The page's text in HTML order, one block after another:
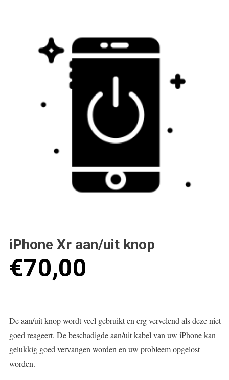
iPhone Xr aan/uit knop
€70,00
De aan/uit knop wordt veel gebruikt en erg vervelend als deze niet
goed reageert. De beschadigde aan/uit kabel van uw iPhone kan
gelukkig goed vervangen worden en uw probleem opgelost
worden.